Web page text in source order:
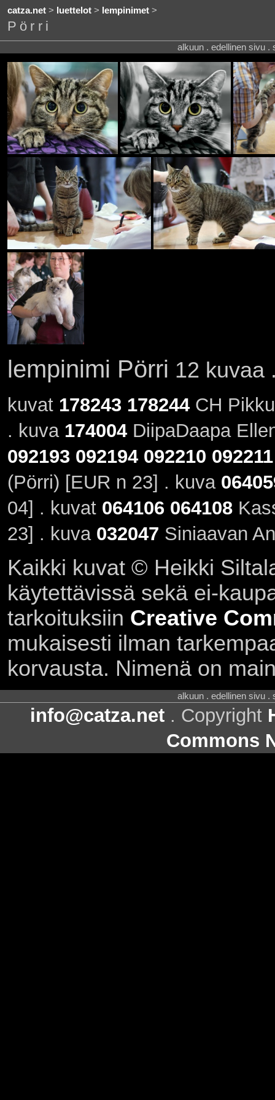
catza.net> luettelot> lempinimet>
Pörri
alkuun . edellinen sivu .
lempinimi Pörri 12 kuvaa
kuvat 178243 178244CH
. kuva 174004DiipaDaapa
092193 092194 092210 092211
(Pörri) [EUR n 23] . kuva
04] . kuvat 064106 064108
23] . kuva 032047 Siniaavan
Kaikki kuvat © Heikki
käytettävissä sekä ei-
tarkoituksiin Creative
mukaisesti ilman
korvausta. Nimenä on
alkuun . edellinen sivu .
info@catza.net . Copyright
Commons